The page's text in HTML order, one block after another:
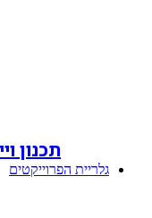
תכנון
גלריית הפרוייקטים